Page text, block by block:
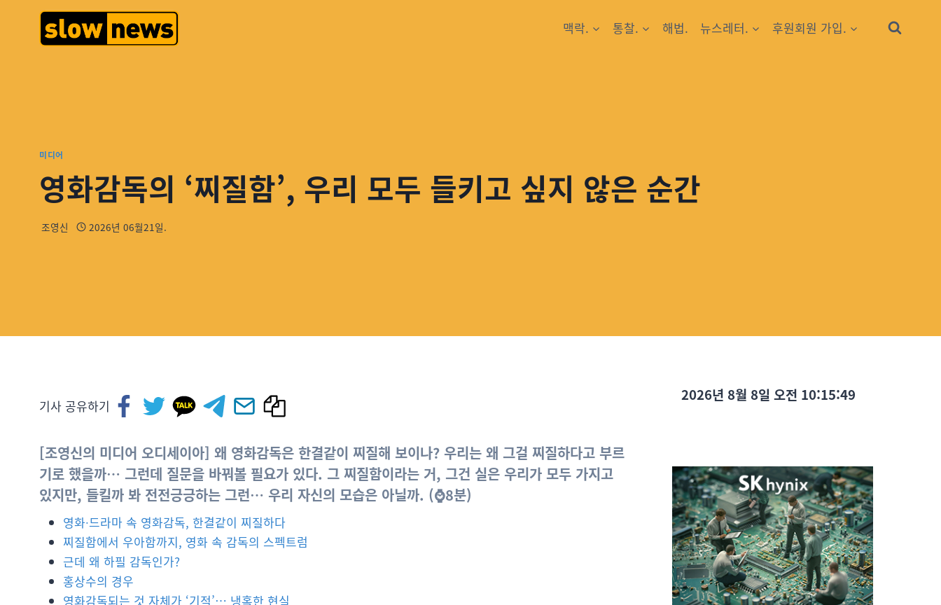
맥락. 통찰. 해법. 뉴스레터. 후원회원 가입.
미디어
영화감독의 ‘찌질함’, 우리 모두 들키고 싶지 않은 순간
조영신 2026년 06월21일.
기사 공유하기
[조영신의 미디어 오디세이아] 왜 영화감독은 한결같이 찌질해 보이나? 우리는 왜 그걸 찌질하다고 부르
기로 했을까… 그런데 질문을 바꿔볼 필요가 있다. 그 찌질함이라는 거, 그건 실은 우리가 모두 가지고
있지만, 들킬까 봐 전전긍긍하는 그런… 우리 자신의 모습은 아닐까. (⌚8분)
영화∙드라마 속 영화감독, 한결같이 찌질하다
찌질함에서 우아함까지, 영화 속 감독의 스펙트럼
근데 왜 하필 감독인가?
홍상수의 경우
영화감독되는 것 자체가 ‘기적’… 냉혹한 현실
2026년 8월 8일 오전 10:15:51